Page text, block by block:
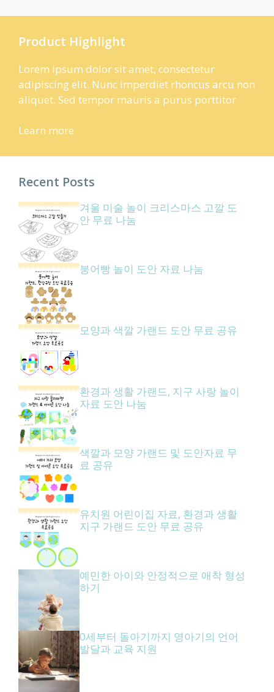
Product Highlight
Lorem ipsum dolor sit amet, consectetur
adipiscing elit. Nunc imperdiet rhoncus arcu non
aliquet. Sed tempor mauris a purus porttitor
Learn more
Recent Posts
겨울 미술 놀이 크리스마스 고깔 도
안 무료 나눔
붕어빵 놀이 도안 자료 나눔
모양과 색깔 가랜드 도안 무료 공유
환경과 생활 가랜드, 지구 사랑 놀이
자료 도안 나눔
색깔과 모양 가랜드 및 도안자료 무
료 공유
유치원 어린이집 자료, 환경과 생활
지구 가랜드 도안 무료 공유
예민한 아이와 안정적으로 애착 형성
하기
0세부터 돌아기까지 영아기의 언어
발달과 교육 지원